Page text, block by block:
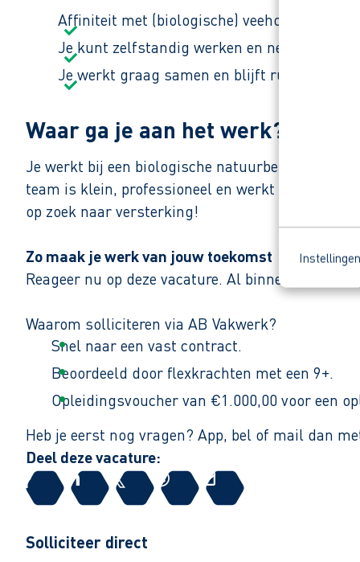
Instellingen
Affiniteit met (biologische) veehouderij en
Je kunt zelfstandig werken en neemt
Je werkt graag samen en blijft rustig in
Waar ga je aan het werk?
Je werkt bij een biologische
team is klein, professioneel en werkt dagelijks
op zoek naar versterking!
Zo maak je werk van jouw toekomst
Reageer nu op deze vacature. Al binnen 1
Waarom solliciteren via AB Vakwerk?
Snel naar een vast contract.
Beoordeeld door flexkrachten met een 9+.
Opleidingsvoucher van €1.000,00 voor een
Heb je eerst nog vragen? App, bel of mail dan
Deel deze vacature:
Solliciteer direct